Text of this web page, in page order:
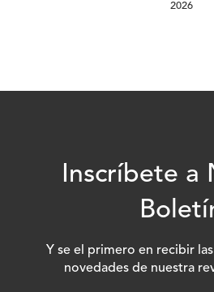
2026
Inscríbete a
Y se el primero en recibir
novedades de nuestra